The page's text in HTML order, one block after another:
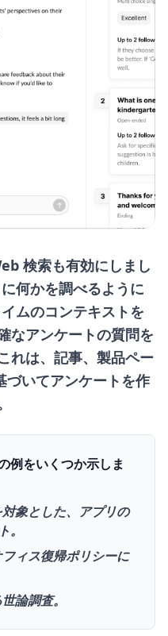
検索も有効にしまし
何かを調べるように
ムのコンテキストを
なアンケートの質問を
れは、記事、製品ペー
づいてアンケートを作
例をいくつか示しま
象とした、アプリの
。
ィス復帰ポリシーに
論調査。